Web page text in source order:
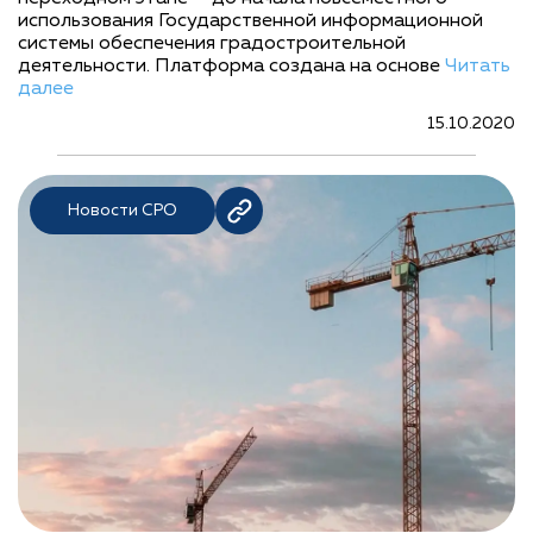
использования Государственной информационной
системы обеспечения градостроительной
деятельности. Платформа создана на основе Читать
далее
15.10.2020
Новости СРО